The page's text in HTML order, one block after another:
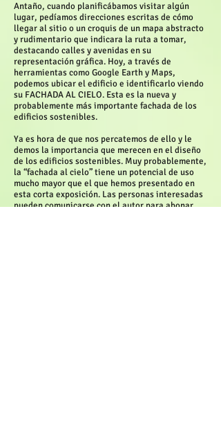
Antaño, cuando planificábamos visitar algún
lugar, pedíamos direcciones escritas de cómo
llegar al sitio o un croquis de un mapa abstracto
y rudimentario que indicara la ruta a tomar,
destacando calles y avenidas en su
representación gráfica. Hoy, a través de
herramientas como Google Earth y Maps,
podemos ubicar el edificio e identificarlo viendo
su FACHADA AL CIELO. Esta es la nueva y
probablemente más importante fachada de los
edificios sostenibles.
Ya es hora de que nos percatemos de ello y le
demos la importancia que merecen en el diseño
de los edificios sostenibles. Muy probablemente,
la “fachada al cielo” tiene un potencial de uso
mucho mayor que el que hemos presentado en
esta corta exposición. Las personas interesadas
pueden comunicarse con el autor para abonar